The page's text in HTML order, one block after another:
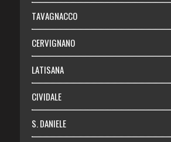
Chi siamo
Abbonati
Login
TAVAGNACCO
CERVIGNANO
LATISANA
CIVIDALE
S. DANIELE